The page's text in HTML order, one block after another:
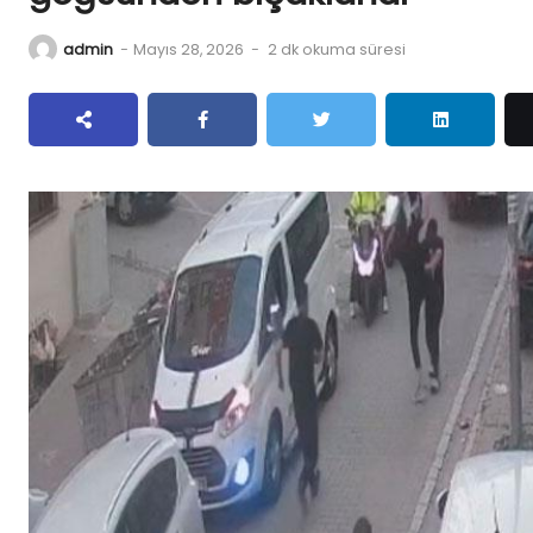
admin - Mayıs 28, 2026 - 2 dk okuma süresi